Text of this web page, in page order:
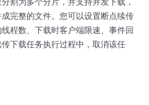
完整的文件。您可以设置断点续传
程数、下载时客户端限速、事件回
下载任务执行过程中，取消该任